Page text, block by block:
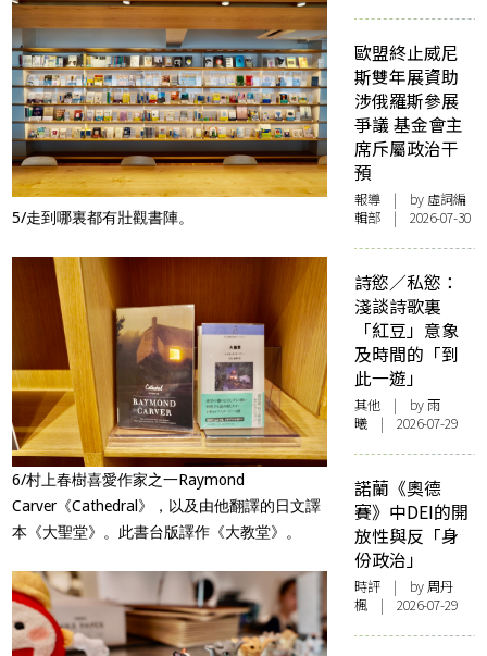
5/走到哪裏都有壯觀書陣。
6/村上春樹喜愛作家之一Raymond
Carver《Cathedral》，以及由他翻譯的日文譯
本《大聖堂》。此書台版譯作《大教堂》。
歐盟終止威尼
斯雙年展資助
涉俄羅斯參展
爭議 基金會主
席斥屬政治干
預
報導 | by 虛詞編
輯部 | 2026-07-30
詩慾／私慾：
淺談詩歌裏
「紅豆」意象
及時間的「到
此一遊」
其他 | by 雨
曦 | 2026-07-29
諾蘭《奧德
賽》中DEI的開
放性與反「身
份政治」
時評 | by周丹
楓 | 2026-07-29